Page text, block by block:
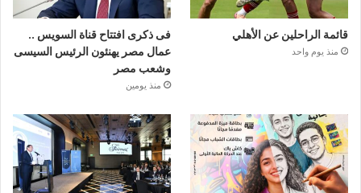
قائمة الراحلين عن الأهلي
منذ يوم واحد
فى ذكرى افتتاح قناة السويس ..
عمال مصر يهنئون الرئيس السيسى
وشعب مصر
منذ يومين